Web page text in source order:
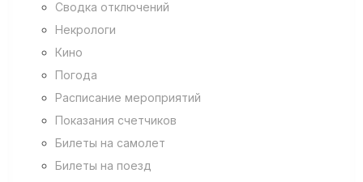
Сводка отключений
Некрологи
Кино
Погода
Расписание мероприятий
Показания счетчиков
Билеты на самолет
Билеты на поезд